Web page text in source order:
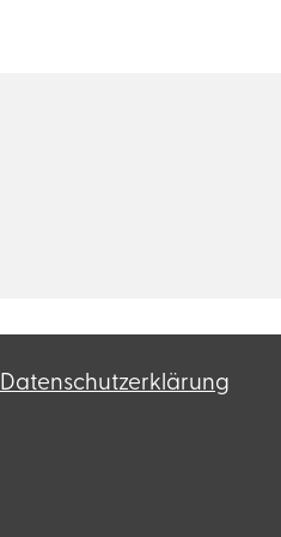
Datenschutzerklärung